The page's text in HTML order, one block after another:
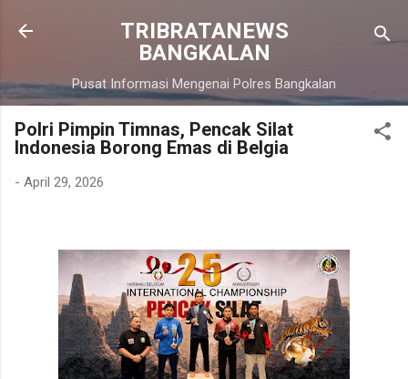
Langsung ke konten utama
TRIBRATANEWS
BANGKALAN
Pusat Informasi Mengenai Polres Bangkalan
Polri Pimpin Timnas, Pencak Silat
Indonesia Borong Emas di Belgia
- April 29, 2026